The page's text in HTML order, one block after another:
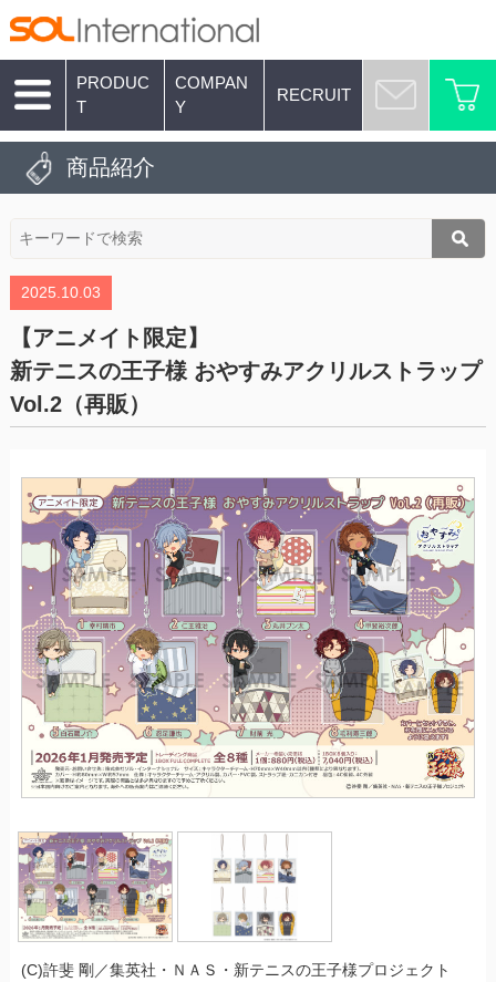
PRODUC
T
COMPAN
Y
RECRUIT
商品紹介
2025.10.03
【アニメイト限定】
新テニスの王子様 おやすみアクリルストラップ
Vol.2（再販）
(C)許斐 剛／集英社・ＮＡＳ・新テニスの王子様プロジェクト